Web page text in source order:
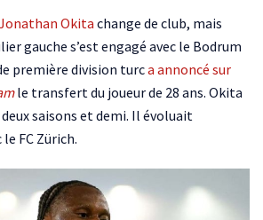
Okita change de club, mais
gauche s’est engagé avec le Bodrum
première division turca annoncé sur
le transfert du joueur de 28 ans. Okita
saisons et demi. Il évoluait
FC Zürich.